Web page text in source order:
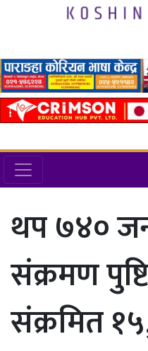
थप ७४०
संक्रमण
संक्रमित